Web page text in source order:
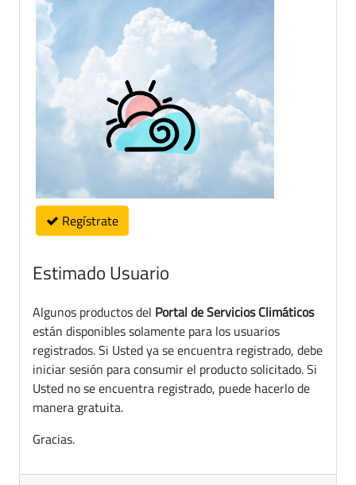
Regístrate
Estimado Usuario
Algunos productos del Portal de Servicios Climáticos
están disponibles solamente para los usuarios
registrados. Si Usted ya se encuentra registrado, debe
iniciar sesión para consumir el producto solicitado. Si
Usted no se encuentra registrado, puede hacerlo de
manera gratuita.
Gracias.